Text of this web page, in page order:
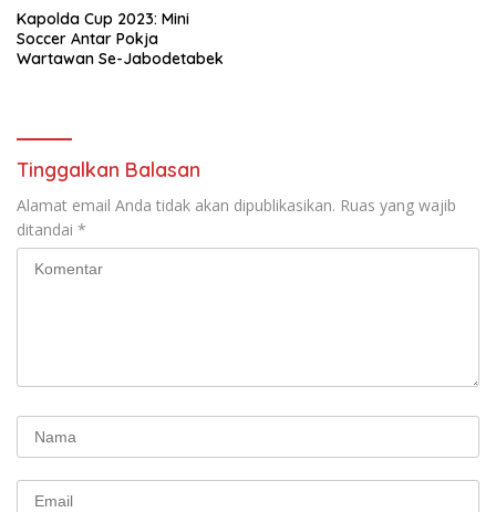
Kapolda Cup 2023: Mini
Soccer Antar Pokja
Wartawan Se-Jabodetabek
Tinggalkan Balasan
Alamat email Anda tidak akan dipublikasikan. Ruas yang wajib
ditandai *